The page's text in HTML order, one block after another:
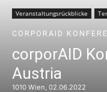
Veranstaltungsrückblicke
CORPORAID
corporAID
Austria
1010 Wien, 02.06.2022